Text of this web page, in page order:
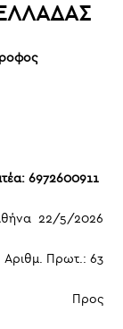
6972600911
22/5/2026
Αριθμ. Πρωτ.: 63
Προς